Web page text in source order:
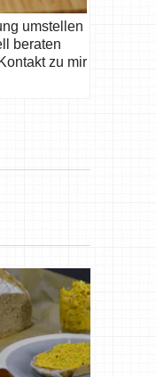
umstellen
beraten
zu mir